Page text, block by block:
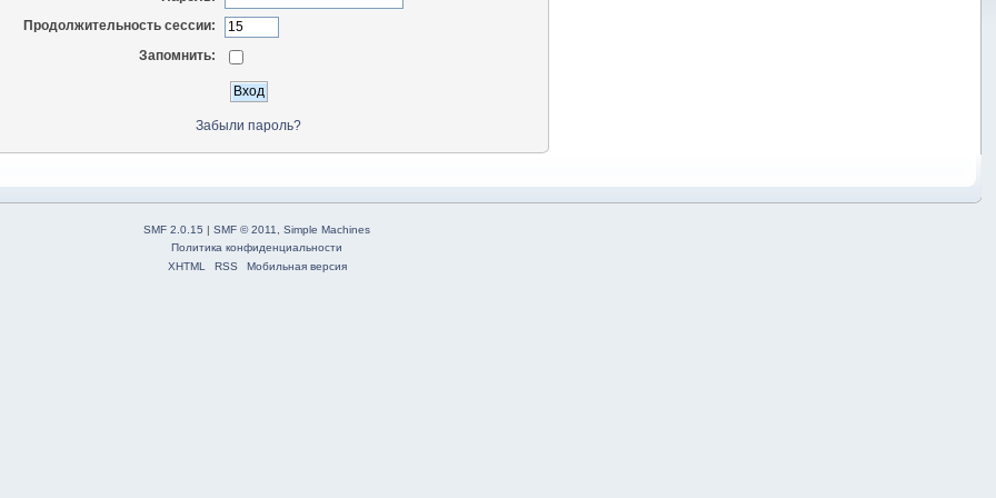
Продолжительность сессии:
Запомнить:
Забыли пароль?
SMF 2.0.15 |SMF © 2011 ,Simple Machines
Политика конфиденциальности
XHTML
RSS Мобильная версия